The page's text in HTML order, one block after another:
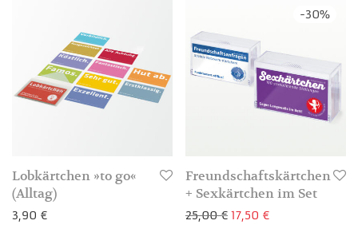
3-4 Werktage
Lobkärtchen »to go«
(Alltag)
3,90 €
-30%
Freundschaftskärtchen
+ Sexkärtchen im Set
25,00€ Ursprünglicher Preis
17,50 €Aktueller Preis